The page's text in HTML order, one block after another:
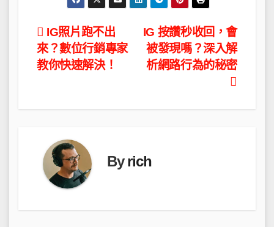
文
章
覽
IG 按讚秒收回，會
被發現嗎？深入解
析網路行為的秘密
IG照片跑不出
來？數位行銷專家
教你快速解決！
Byrich